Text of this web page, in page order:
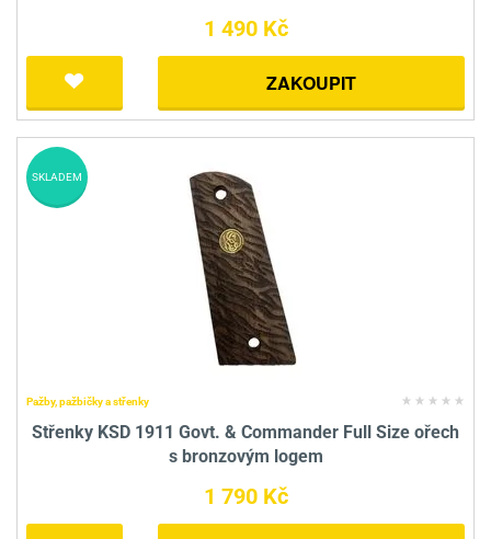
1 490 Kč
ZAKOUPIT
Pažby, pažbičky a střenky
Střenky KSD 1911 Govt. & Commander Full Size ořech
s bronzovým logem
1 790 Kč
SKLADEM